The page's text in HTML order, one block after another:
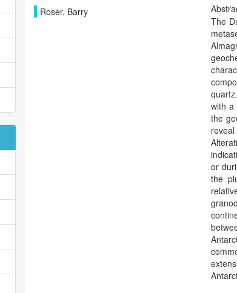
Roser, Barry
The
with a
the
or
the